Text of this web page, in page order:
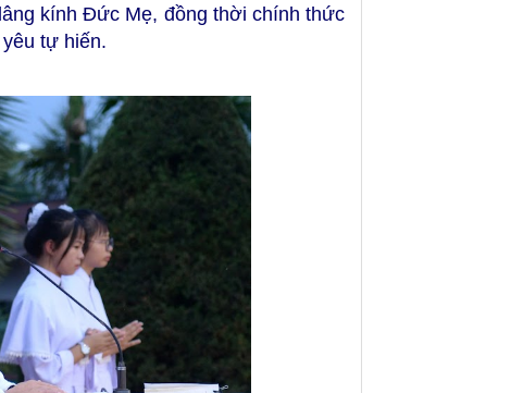
kính Đức Mẹ, đồng thời chính thức
tự hiến.